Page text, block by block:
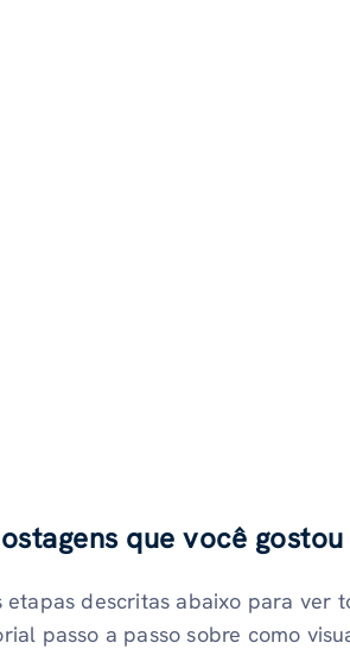
que você
etapas descritas abaixo para ver
passo a passo sobre como